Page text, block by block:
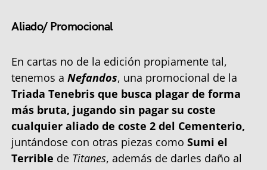
Aliado/ Promocional
En cartas no de la edición propiamente tal,
tenemos a Nefandos, una promocional de la
Triada Tenebris que busca plagar de forma
más bruta, jugando sin pagar su coste
cualquier aliado de coste 2 del Cementerio,
juntándose con otras piezas como Sumi el
Terrible de Titanes, además de darles daño al